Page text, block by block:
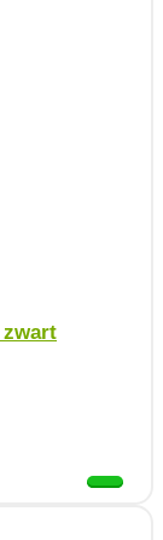
zwart